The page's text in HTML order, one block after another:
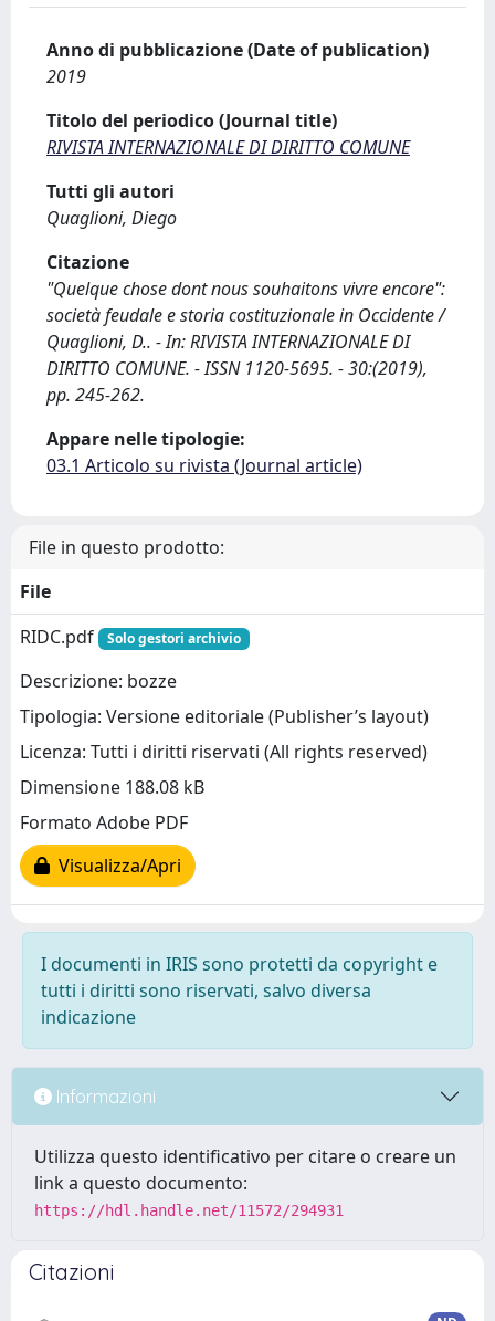
Anno di pubblicazione (Date of publication)
2019
Titolo del periodico (Journal title)
RIVISTA INTERNAZIONALE DI DIRITTO COMUNE
Tutti gli autori
Quaglioni, Diego
Citazione
"Quelque chose dont nous souhaitons vivre encore":
società feudale e storia costituzionale in Occidente /
Quaglioni, D.. - In: RIVISTA INTERNAZIONALE DI
DIRITTO COMUNE. - ISSN 1120-5695. - 30:(2019),
pp. 245-262.
Appare nelle tipologie:
03.1 Articolo su rivista (Journal article)
File in questo prodotto:
File
RIDC.pdf
Solo gestori archivio
Descrizione: bozze
Tipologia: Versione editoriale (Publisher’s layout)
Licenza: Tutti i diritti riservati (All rights reserved)
Dimensione 188.08 kB
Formato Adobe PDF
Visualizza/Apri
I documenti in IRIS sono protetti da copyright e
tutti i diritti sono riservati, salvo diversa
indicazione
Informazioni
Utilizza questo identificativo per citare o creare un
link a questo documento:
https://hdl.handle.net/11572/294931
Citazioni